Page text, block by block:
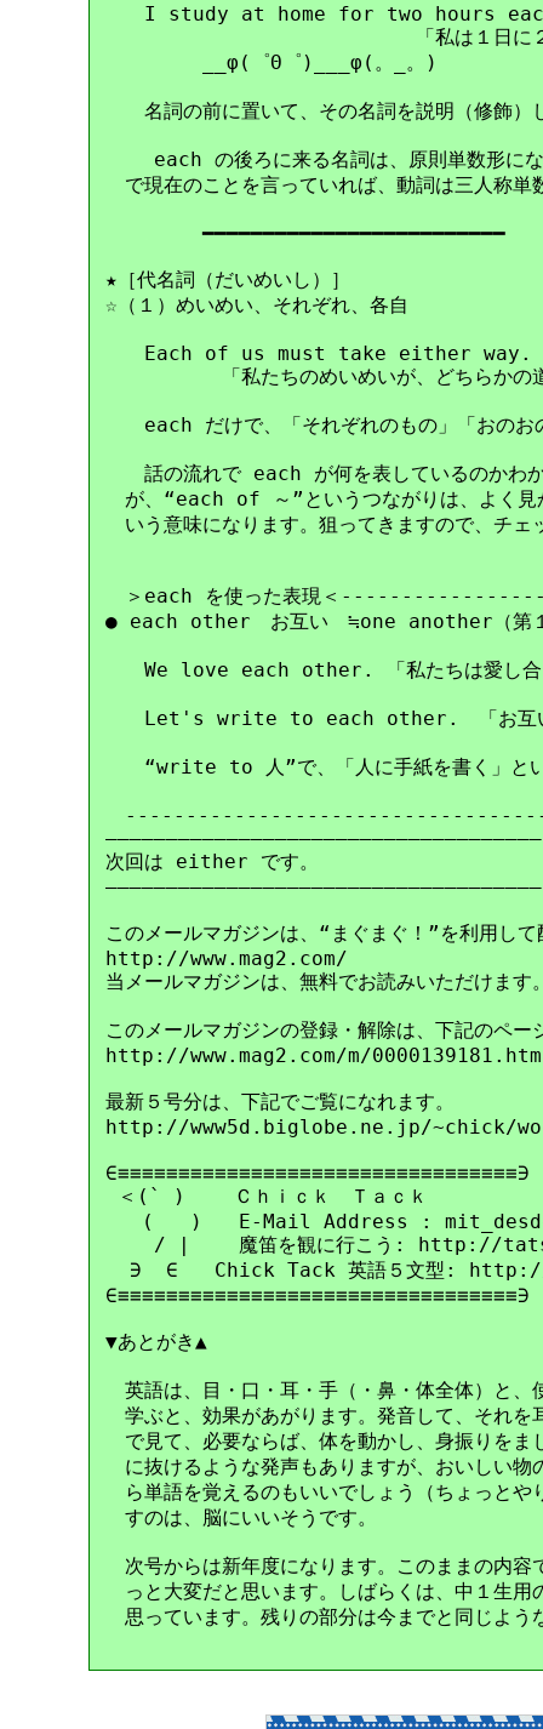
I study at home for two hours
「私は１日に２時間は、
__φ(゜Θ゜)___φ(。_。)
名詞の前に置いて、その名詞を説明（修飾）
each の後ろに来る名詞は、原則単数形に
で現在のことを言っていれば、動詞は三人称
━━━━━━━━━━━━━━━━━━━━━━━━━
★［代名詞（だいめいし）］
☆（１）めいめい、それぞれ、各自
Each of us must take either way.
「私たちのめいめいが、どちらかの道を
each だけで、「それぞれのもの」「おのお
話の流れで each が何を表しているのかわか
が、“each of ～”というつながりは、よく見
いう意味になります。狙ってきますので、チェ
＞each を使った表現＜
● each other　お互い　≒one another（第
We love each other. 「私たちは愛し合
Let's write to each other.　「お互いに
“write to 人”で、「人に手紙を書く」とい
――――――――――――――――――――――――――――――――――――
次回は either です。
――――――――――――――――――――――――――――――――――――
このメールマガジンは、“まぐまぐ！”を利用し
http://www.mag2.com/
当メールマガジンは、無料でお読みいただけます
このメールマガジンの登録・解除は、下記のペー
http://www.mag2.com/m/
最新５号分は、下記でご覧になれます。
http://www5d.biglobe.ne.jp/~chick/
∈≡≡≡≡≡≡≡≡≡≡≡≡≡≡≡≡≡≡≡≡≡≡≡≡≡≡≡≡≡≡≡≡≡∋
＜(` )    Ｃｈｉｃｋ　Ｔａｃｋ
(   )   E-Mail Address :
/ |    魔笛を観に行こう: http://
∋  ∈   Chick Tack 英語５文型:
∈≡≡≡≡≡≡≡≡≡≡≡≡≡≡≡≡≡≡≡≡≡≡≡≡≡≡≡≡≡≡≡≡≡∋
▼あとがき▲
英語は、目・口・耳・手（・鼻・体全体）と、
学ぶと、効果があがります。発音して、それを
で見て、必要ならば、体を動かし、身振りをま
に抜けるような発声もありますが、おいしい物
ら単語を覚えるのもいいでしょう（ちょっとや
すのは、脳にいいそうです。
次号からは新年度になります。このままの内容
っと大変だと思います。しばらくは、中１生用
思っています。残りの部分は今までと同じよう